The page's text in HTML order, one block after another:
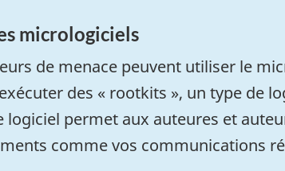
micrologiciels
de menace peuvent utiliser le
des « rootkits », un type de
logiciel permet aux auteures et
comme vos communications